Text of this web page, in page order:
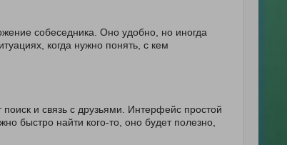
собеседника. Оно удобно, но иногда
когда нужно понять, с кем
и связь с друзьями. Интерфейс простой
быстро найти кого-то, оно будет полезно,